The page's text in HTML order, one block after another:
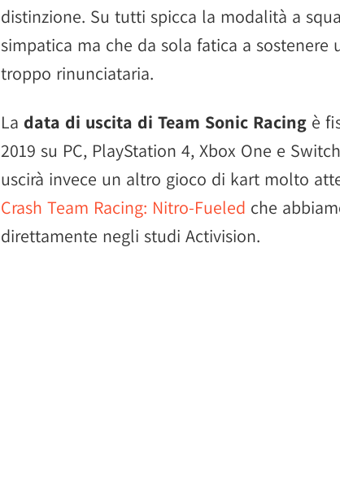
distinzione. Su tutti spicca la modalità a
simpatica ma che da sola fatica a sostenere
troppo rinunciataria.
La data di uscita di Team Sonic Racing è
2019 su PC, PlayStation 4, Xbox One e
uscirà invece un altro gioco di kart molto
Crash Team Racing: Nitro-Fueled che
direttamente negli studi Activision.